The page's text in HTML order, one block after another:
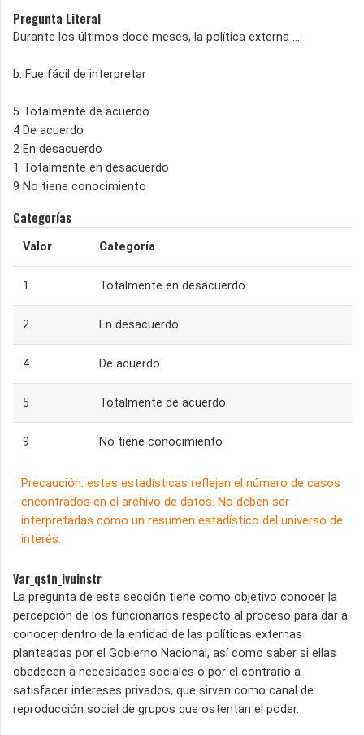
Pregunta Literal
Durante los últimos doce meses, la política externa ...:
b. Fue fácil de interpretar
5 Totalmente de acuerdo
4 De acuerdo
2 En desacuerdo
1 Totalmente en desacuerdo
9 No tiene conocimiento
Categorías
Valor Categoría
1 Totalmente en desacuerdo
2 En desacuerdo
4 De acuerdo
5 Totalmente de acuerdo
9 No tiene conocimiento
Precaución: estas estadísticas reflejan el número de casos
encontrados en el archivo de datos. No deben ser
interpretadas como un resumen estadístico del universo de
interés.
Var_qstn_ivuinstr
La pregunta de esta sección tiene como objetivo conocer la
percepción de los funcionarios respecto al proceso para dar a
conocer dentro de la entidad de las políticas externas
planteadas por el Gobierno Nacional, así como saber si ellas
obedecen a necesidades sociales o por el contrario a
satisfacer intereses privados, que sirven como canal de
reproducción social de grupos que ostentan el poder.